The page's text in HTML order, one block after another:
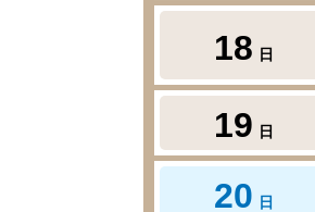
18 日
19 日
20 日